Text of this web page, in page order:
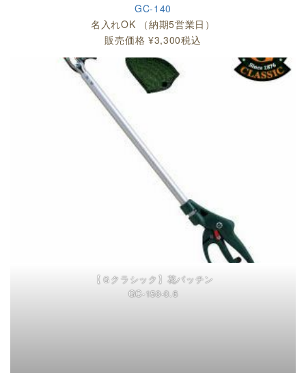
GC-140
名入れOK （納期5営業日）
販売価格 ¥3,300税込
【Ｇクラシック】花パッチン
GC-150-0.6